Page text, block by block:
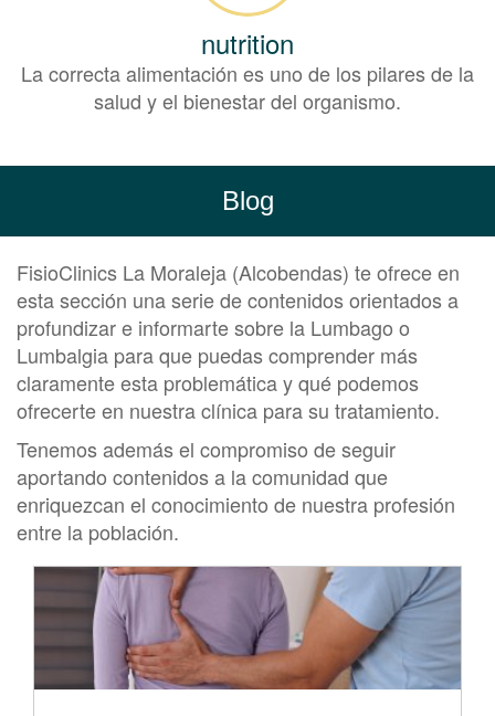
nutrition
La correcta alimentación es uno de los pilares de la
salud y el bienestar del organismo.
Blog
FisioClinics La Moraleja (Alcobendas) te ofrece en
esta sección una serie de contenidos orientados a
profundizar e informarte sobre la Lumbago o
Lumbalgia para que puedas comprender más
claramente esta problemática y qué podemos
ofrecerte en nuestra clínica para su tratamiento.
Tenemos además el compromiso de seguir
aportando contenidos a la comunidad que
enriquezcan el conocimiento de nuestra profesión
entre la población.